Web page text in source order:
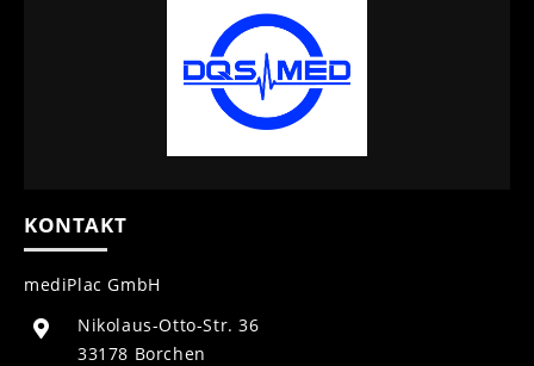
KONTAKT
mediPlac GmbH
Nikolaus-Otto-Str. 36
33178 Borchen